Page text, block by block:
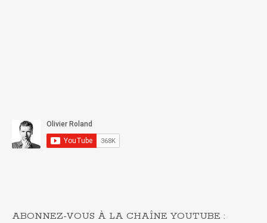
ABONNEZ-VOUS À LA CHAÎNE YOUTUBE :